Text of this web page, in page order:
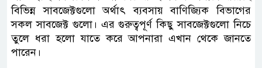
বিভিন্ন সাবজেক্টগুলো অর্থাৎ ব্যবসায় বাণিজ্যিক বিভাগের
সকল সাবজেক্ট গুলো। এর গুরুত্বপূর্ণ কিছু সাবজেক্টগুলো নিচে
তুলে ধরা হলো যাতে করে আপনারা এখান থেকে জানতে
পারেন।